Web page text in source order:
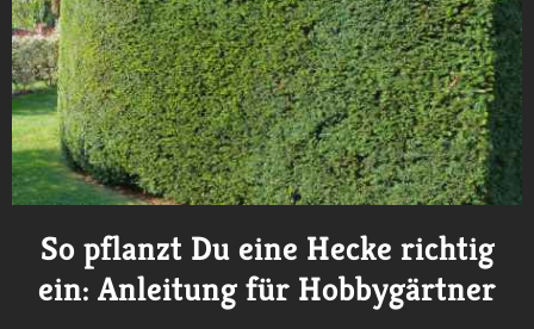
So pflanzt Du eine Hecke richtig
ein: Anleitung für Hobbygärtner